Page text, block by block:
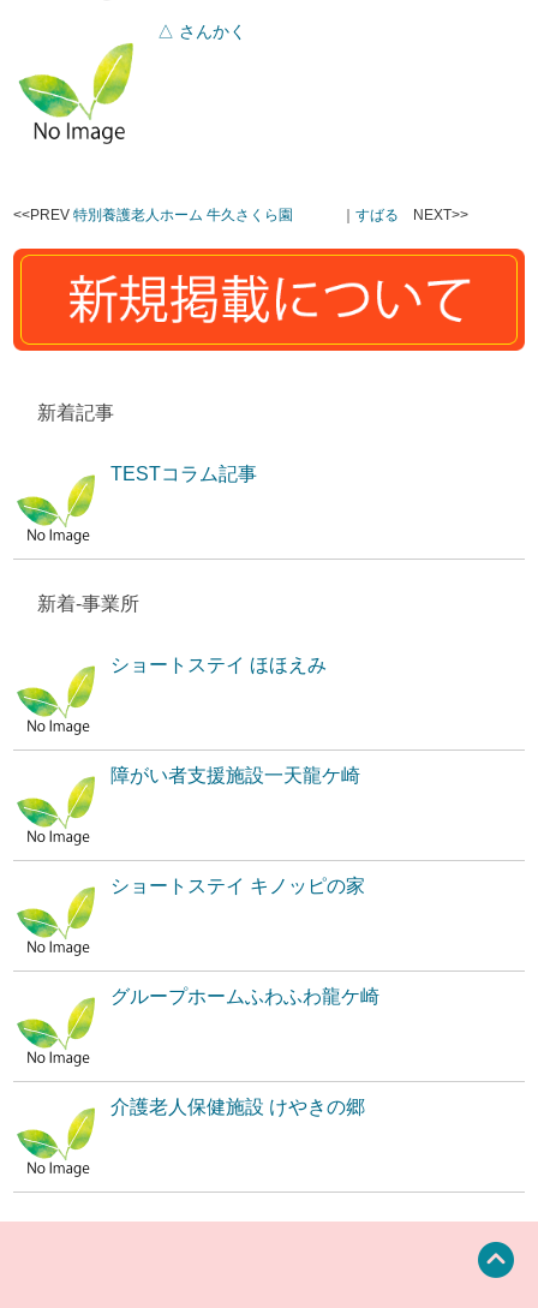
△ さんかく
<<PREV特別養護老人ホーム 牛久さくら園 ｜すばる NEXT>>
新着記事
TESTコラム記事
新着-事業所
ショートステイ ほほえみ
障がい者支援施設一天龍ケ崎
ショートステイ キノッピの家
グループホームふわふわ龍ケ崎
介護老人保健施設 けやきの郷